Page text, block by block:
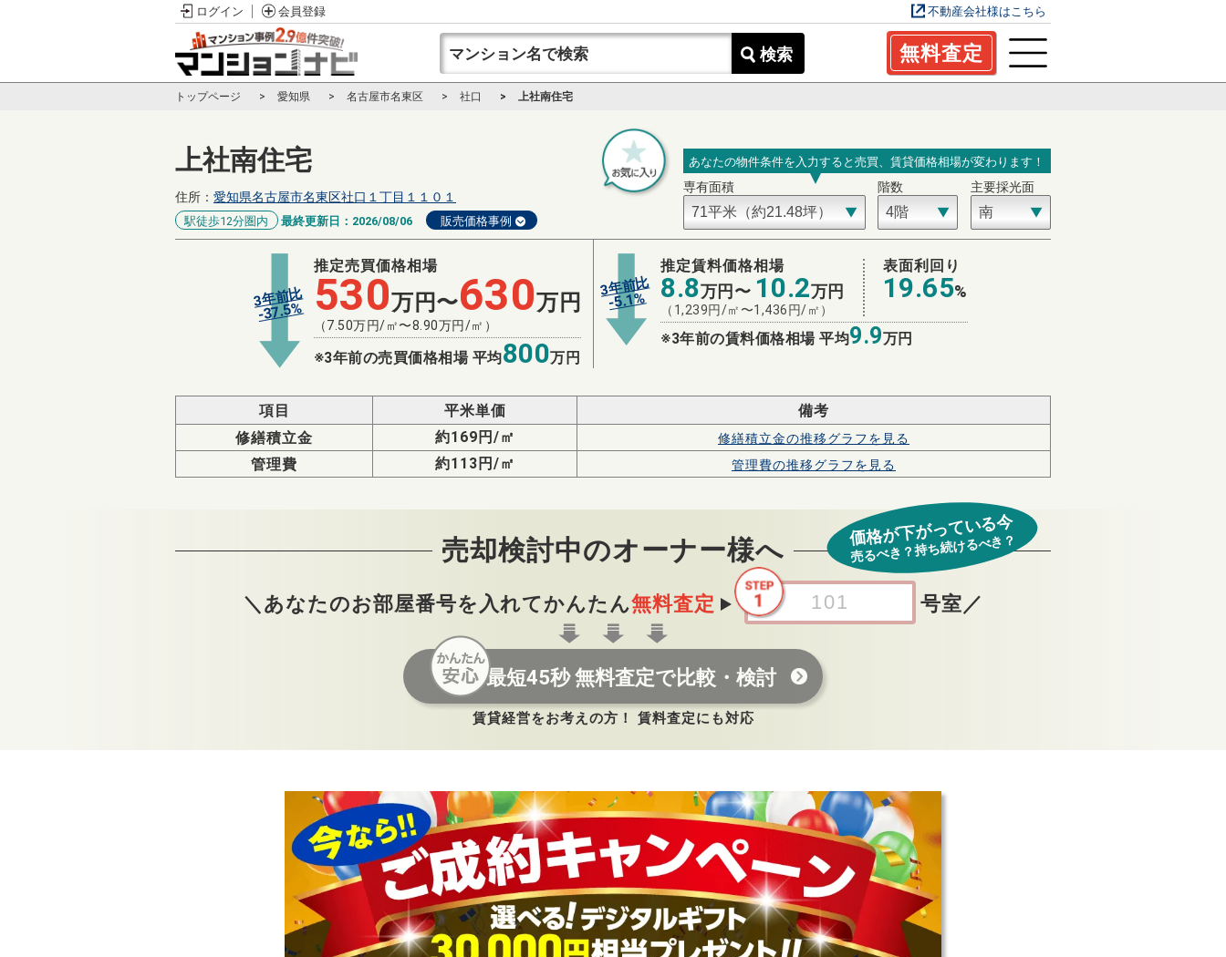
ログイン 会員登録 不動産会社様はこちら
検索 無料査定
トップページ 愛知県 名古屋市名東区 社口 上社南住宅
上社南住宅
住所： 愛知県名古屋市名東区社口１丁目１１０１
駅徒歩12分圏内 最終更新日： 2026/08/06 販売価格事例
あなたの物件条件を入力すると売買、賃貸価格相場が変わります！
専有面積 階数 主要採光面
3年前比
-37.5%
推定売買価格相場
530万円〜630万円
（7.50万円/㎡〜8.90万円/㎡）
※3年前の売買価格相場 平均800万円
3年前比
-5.1%
推定賃料価格相場
8.8万円〜 10.2万円
（ 1,239円/㎡〜1,436 円/㎡）
表面利回り
19.65%
※3年前の賃料価格相場 平均9.9万円
項目 平米単価
備考
修繕積立金
約169円/㎡ 修繕積立金の推移グラフを見る
管理費 約113円/㎡ 管理費の推移グラフを見る
売却検討中のオーナー様へ
＼あなたのお部屋番号を入れてかんたん無料査定 号室 ／
最短45秒 無料査定で比較・検討
価格が下がっている今
売るべき？持ち続けるべき？
賃貸経営をお考えの方！ 賃料査定にも対応